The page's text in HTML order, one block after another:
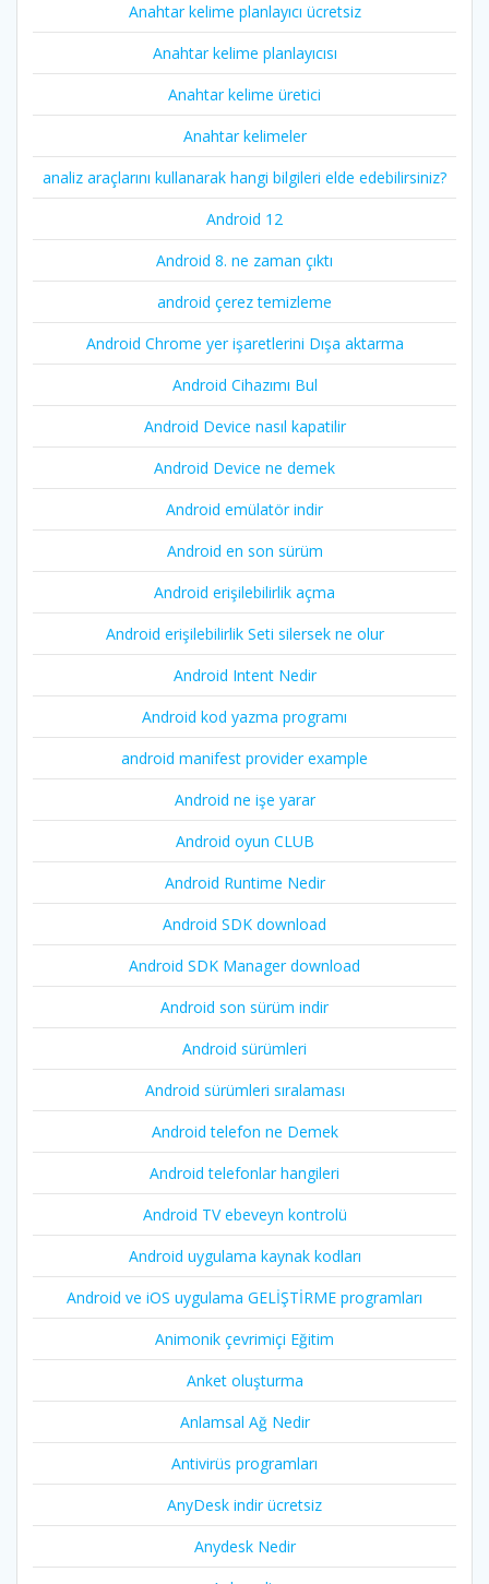
Anahtar kelime planlayıcı ücretsiz
Anahtar kelime planlayıcısı
Anahtar kelime üretici
Anahtar kelimeler
analiz araçlarını kullanarak hangi bilgileri elde edebilirsiniz?
Android 12
Android 8. ne zaman çıktı
android çerez temizleme
Android Chrome yer işaretlerini Dışa aktarma
Android Cihazımı Bul
Android Device nasıl kapatilir
Android Device ne demek
Android emülatör indir
Android en son sürüm
Android erişilebilirlik açma
Android erişilebilirlik Seti silersek ne olur
Android Intent Nedir
Android kod yazma programı
android manifest provider example
Android ne işe yarar
Android oyun CLUB
Android Runtime Nedir
Android SDK download
Android SDK Manager download
Android son sürüm indir
Android sürümleri
Android sürümleri sıralaması
Android telefon ne Demek
Android telefonlar hangileri
Android TV ebeveyn kontrolü
Android uygulama kaynak kodları
Android ve iOS uygulama GELİŞTİRME programları
Animonik çevrimiçi Eğitim
Anket oluşturma
Anlamsal Ağ Nedir
Antivirüs programları
AnyDesk indir ücretsiz
Anydesk Nedir